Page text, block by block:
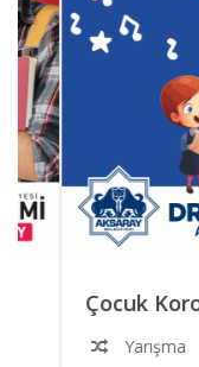
Çocuk Korosu
Yarışma